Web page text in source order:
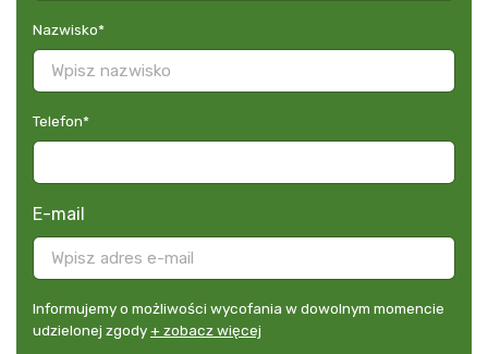
Nazwisko*
Telefon*
E-mail
Informujemy
o
Informujemy o możliwości wycofania w dowolnym momencie
udzielonej zgody+ zobacz więcej